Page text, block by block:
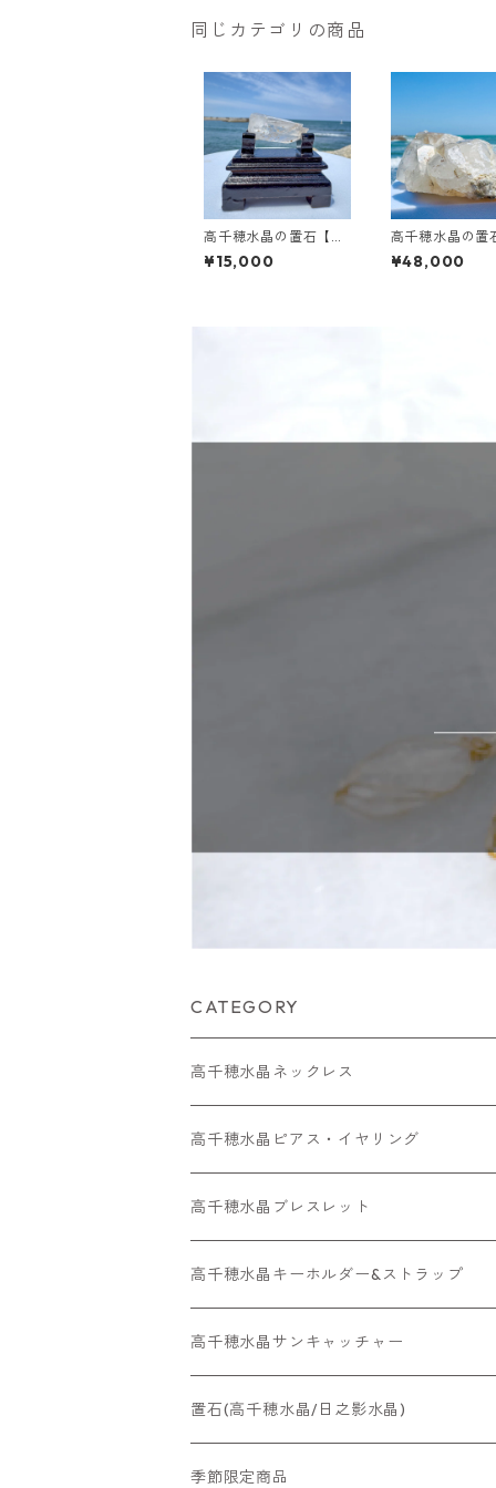
同じカテゴリの商品
高千穂水晶の置石【六
角_透明_虹入り】
¥15,000
高千穂水晶の置
入り/特大クラ
ー】
¥48,000
CATEGORY
高千穂水晶ネックレス
メッキネックレス
高千穂水晶レアストーン
金属アレルギー対応ネックレス
高千穂水晶ピアス・イヤリング
高千穂水晶イヤリング
金属アレルギー対応ピアス・ イヤリング
高千穂水晶ブレスレット
高千穂水晶キーホルダー&ストラップ
高千穂水晶サンキャッチャー
置石(高千穂水晶/日之影水晶)
季節限定商品